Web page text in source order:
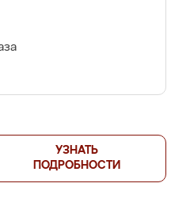
УЗНАТЬ
ПОДРОБНОСТИ